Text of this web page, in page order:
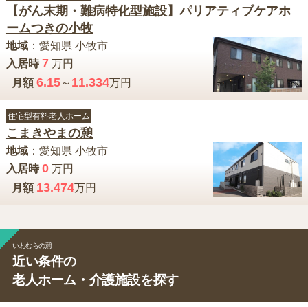
【がん末期・難病特化型施設】パリアティブケアホ
ームつきの小牧
地域： 愛知県 小牧市
入居時 7万円
月額 6.15～ 11.334万円
住宅型有料老人ホーム
こまきやまの憩
地域： 愛知県 小牧市
入居時 0万円
月額 13.474万円
いわむらの憩
近い条件の
老人ホーム・介護施設を探す